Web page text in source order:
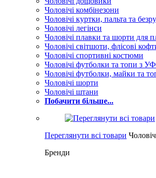
Чоловічі комбінезони
Чоловічі куртки, пальта та
Чоловічі легінси
Чоловічі плавки та шорти для
Чоловічі світшоти, флісові
Чоловічі спортивні костюми
Чоловічі футболки та топи з
Чоловічі футболки, майки та
Чоловічі шорти
Чоловічі штани
Побачити більше...
Переглянути всі товари
Бренди